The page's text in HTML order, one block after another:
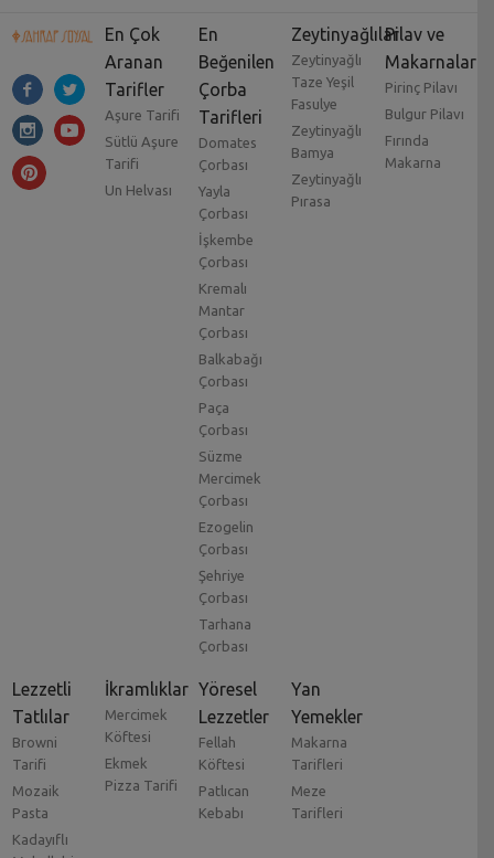
En Çok
Aranan
Tarifler
Aşure Tarifi
Sütlü Aşure
Tarifi
Un Helvası
En
Beğenilen
Çorba
Tarifleri
Domates
Çorbası
Yayla
Çorbası
İşkembe
Çorbası
Kremalı
Mantar
Çorbası
Balkabağı
Çorbası
Paça
Çorbası
Süzme
Mercimek
Çorbası
Ezogelin
Çorbası
Şehriye
Çorbası
Tarhana
Çorbası
Zeytinyağlılar
Zeytinyağlı
Taze Yeşil
Fasulye
Zeytinyağlı
Bamya
Zeytinyağlı
Pırasa
Pilav ve
Makarnalar
Pirinç Pilavı
Bulgur Pilavı
Fırında
Makarna
Lezzetli
Tatlılar
Browni
Tarifi
Mozaik
Pasta
Kadayıflı
İkramlıklar
Mercimek
Köftesi
Ekmek
Pizza Tarifi
Yöresel
Lezzetler
Fellah
Köftesi
Patlıcan
Kebabı
Yan
Yemekler
Makarna
Tarifleri
Meze
Tarifleri